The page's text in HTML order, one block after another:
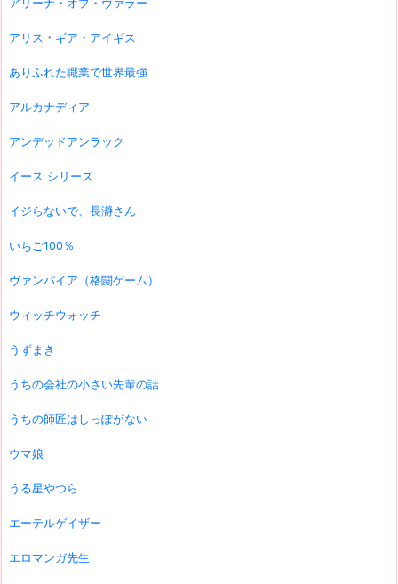
アリーナ・オブ・ヴァラー
アリス・ギア・アイギス
ありふれた職業で世界最強
アルカナディア
アンデッドアンラック
イース シリーズ
イジらないで、長瀞さん
いちご100％
ヴァンパイア（格闘ゲーム）
ウィッチウォッチ
うずまき
うちの会社の小さい先輩の話
うちの師匠はしっぽがない
ウマ娘
うる星やつら
エーテルゲイザー
エロマンガ先生